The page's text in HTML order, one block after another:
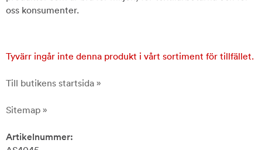
oss konsumenter.
Tyvärr ingår inte denna produkt i vårt sortiment för tillfället.
Till butikens startsida »
Sitemap »
Artikelnummer: